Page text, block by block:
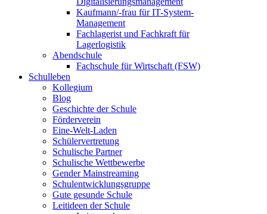
Kaufmann/-frau für IT-System-
Management
Fachlagerist und Fachkraft für
Lagerlogistik
Abendschule
Fachschule für Wirtschaft (FSW)
Schulleben
Kollegium
Blog
Geschichte der Schule
Förderverein
Eine-Welt-Laden
Schülervertretung
Schulische Partner
Schulische Wettbewerbe
Gender Mainstreaming
Schulentwicklungsgruppe
Gute gesunde Schule
Leitideen der Schule